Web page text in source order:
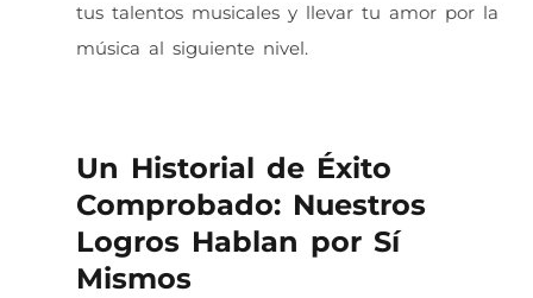
tus talentos musicales y llevar tu amor por la
música al siguiente nivel.
Un Historial de Éxito
Comprobado: Nuestros
Logros Hablan por Sí
Mismos